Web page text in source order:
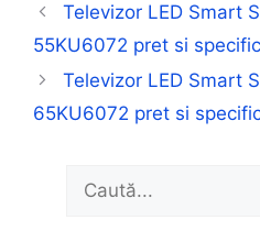
Televizor LED Smart
55KU6072 pret si
Televizor LED Smart
65KU6072 pret si
Caută